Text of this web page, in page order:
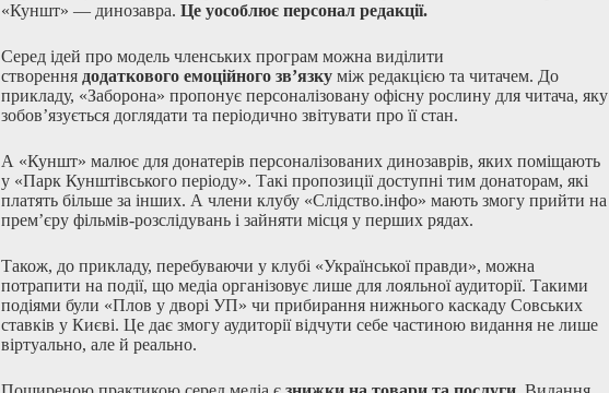
«Куншт» — динозавра. Це уособлює персонал редакції.
Серед ідей про модель членських програм можна виділити
створення додаткового емоційного зв’язку між редакцією та читачем. До
прикладу, «Заборона» пропонує персоналізовану офісну рослину для читача, яку
зобов’язується доглядати та періодично звітувати про її стан.
А «Куншт» малює для донатерів персоналізованих динозаврів, яких поміщають
у «Парк Кунштівського періоду». Такі пропозиції доступні тим донаторам, які
платять більше за інших. А члени клубу «Слідство.інфо» мають змогу прийти на
прем’єру фільмів-розслідувань і зайняти місця у перших рядах.
Також, до прикладу, перебуваючи у клубі «Української правди», можна
потрапити на події, що медіа організовує лише для лояльної аудиторії. Такими
подіями були «Плов у дворі УП» чи прибирання нижнього каскаду Совських
ставків у Києві. Це дає змогу аудиторії відчути себе частиною видання не лише
віртуально, але й реально.